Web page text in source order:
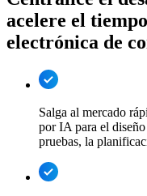
acelere el
electrónica de
Salga al mercado
por IA para el
pruebas, la